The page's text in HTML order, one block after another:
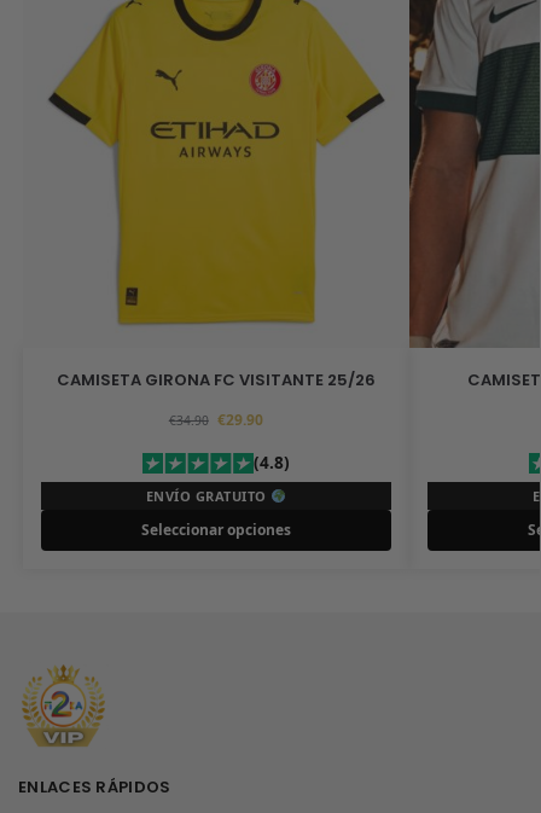
CAMISETA GIRONA FC VISITANTE 25/26
€34.90 €29.90
(4.8)
ENVÍO GRATUITO
Seleccionar opciones
ENLACES RÁPIDOS